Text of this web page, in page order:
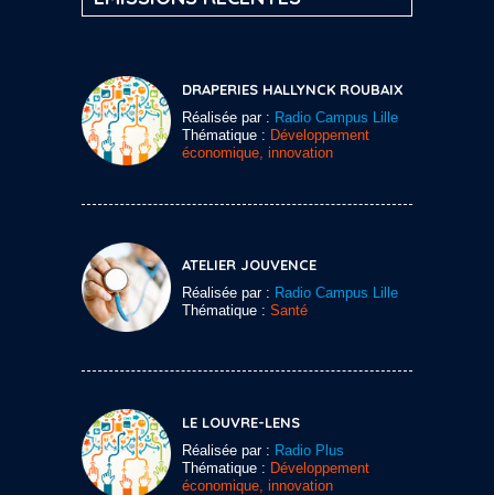
DRAPERIES HALLYNCK ROUBAIX
Réalisée par : Radio Campus Lille
Thématique : Développement
économique, innovation
ATELIER JOUVENCE
Réalisée par : Radio Campus Lille
Thématique : Santé
LE LOUVRE-LENS
Réalisée par : Radio Plus
Thématique : Développement
économique, innovation